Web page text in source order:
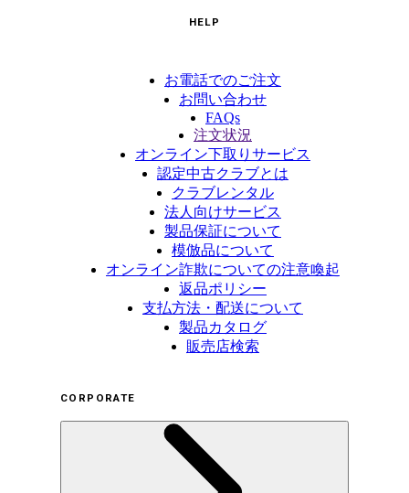
HELP
お電話でのご注文
お問い合わせ
FAQs
注文状況
オンライン下取りサービス
認定中古クラブとは
クラブレンタル
法人向けサービス
製品保証について
模倣品について
オンライン詐欺についての注意喚起
返品ポリシー
支払方法・配送について
製品カタログ
販売店検索
CORPORATE